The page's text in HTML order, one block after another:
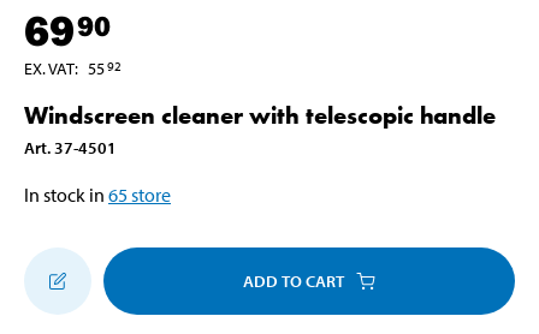
6990
EX. VAT: 5592
Windscreen cleaner with telescopic handle
Art. 37-4501
In stock in 65store
ADD TO CART